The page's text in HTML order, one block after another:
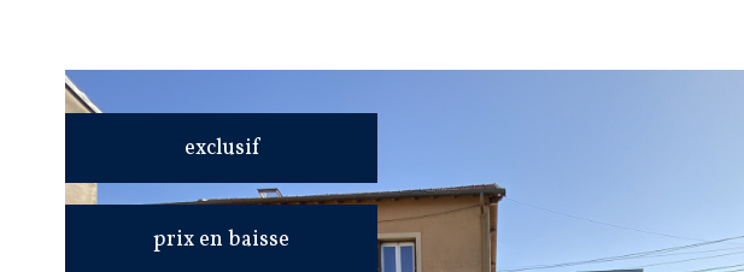
exclusif
prix en baisse